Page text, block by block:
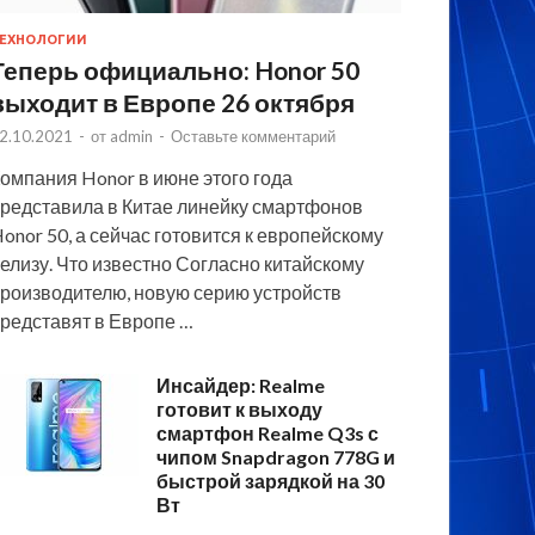
официально: Honor 50
в Европе 26 октября
- от admin - Оставьте комментарий
Honor в июне этого года
в Китае линейку смартфонов
50, а сейчас готовится к европейскому
Что известно Согласно китайскому
новую серию устройств
в Европе …
Инсайдер: Realme
готовит к выходу
смартфон Realme Q3s с
чипом Snapdragon 778G и
быстрой зарядкой на 30
Вт